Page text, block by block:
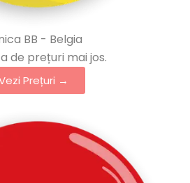
BB - Belgia
de prețuri mai jos.
Prețuri →